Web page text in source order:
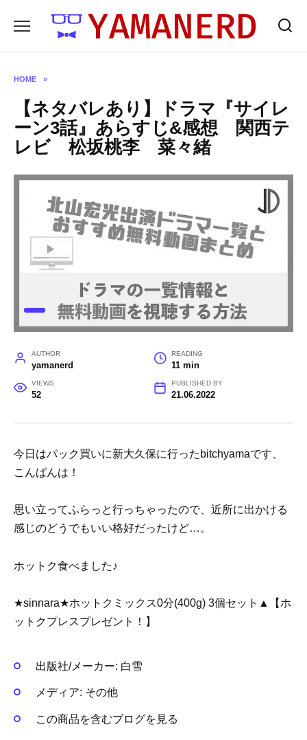
HOME »
【ネタバレあり】ドラマ『サイレ
ーン3話』あらすじ&感想 関西テ
レビ 松坂桃李 菜々緒
AUTHOR
yamanerd
READING
11 min
VIEWS
52
PUBLISHED BY
21.06.2022
今日はパック買いに新大久保に行ったbitchyamaです、
こんばんは！
思い立ってふらっと行っちゃったので、近所に出かける
感じのどうでもいい格好だったけど…。
ホットク食べました♪
★sinnara★ホットクミックス0分(400g) 3個セット▲【ホ
ットクプレスプレゼント！】
出版社/メーカー: 白雪
メディア: その他
この商品を含むブログを見る